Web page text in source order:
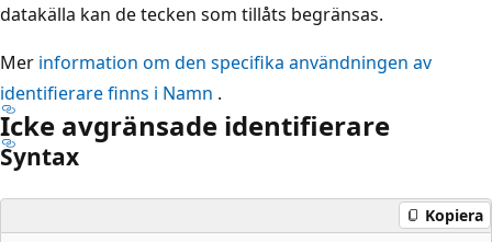
datakälla kan de tecken som tillåts begränsas.
Mer information om den specifika användningen av
identifierare finns i Namn .
Icke avgränsade identifierare
Syntax
Kopiera